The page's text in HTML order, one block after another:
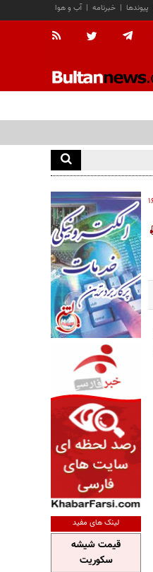
آب و هوا | خبرنامه | پیوندها
لینک های مفید
قیمت شیشه
سکوریت